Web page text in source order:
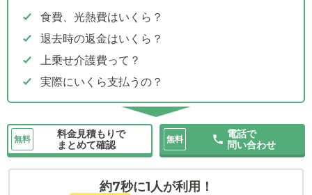
食費、光熱費はいくら？
退去時の返金はいくら？
上乗せ介護費って？
実際にいくら支払うの？
無料
料金見積もりで
まとめて確認
無料
電話で
問い合わせ
約7秒に1人が利用！